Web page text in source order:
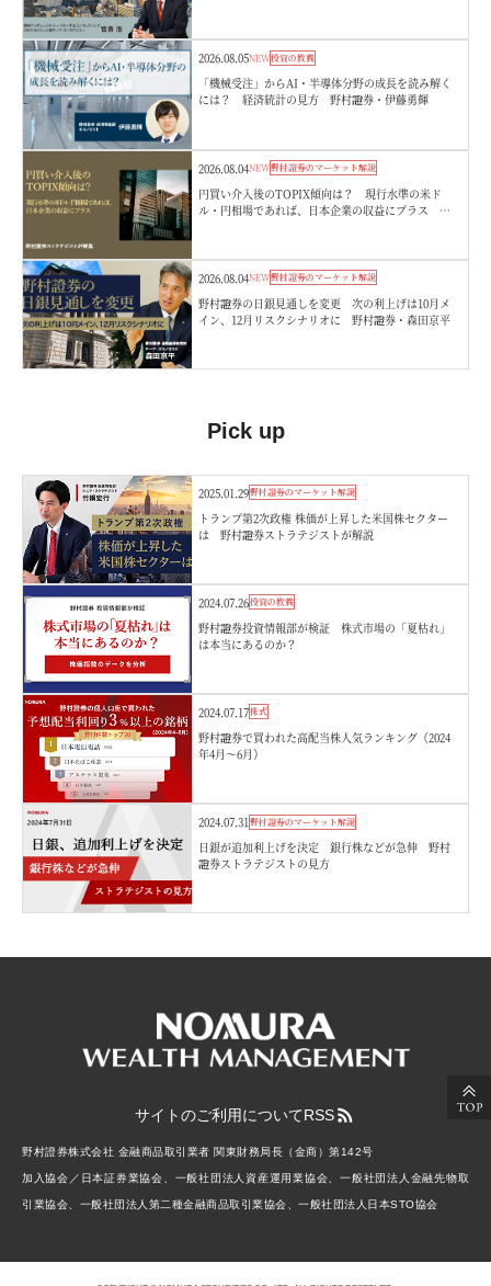
2026.08.05NEW投資の教養
「機械受注」からAI・半導体分野の成長を読み解く
には？ 経済統計の見方 野村證券・伊藤勇輝
2026.08.04NEW野村證券のマーケット解説
円買い介入後のTOPIX傾向は？ 現行水準の米ド
ル・円相場であれば、日本企業の収益にプラス 野
2026.08.04NEW野村證券のマーケット解説
野村證券の日銀見通しを変更 次の利上げは10月メ
イン、12月リスクシナリオに 野村證券・森田京平
Pick up
2025.01.29野村證券のマーケット解説
トランプ第2次政権 株価が上昇した米国株セクター
は 野村證券ストラテジストが解説
2024.07.26投資の教養
野村證券投資情報部が検証 株式市場の「夏枯れ」
は本当にあるのか？
2024.07.17株式
野村證券で買われた高配当株人気ランキング（2024
年4月～6月）
2024.07.31野村證券のマーケット解説
日銀が追加利上げを決定 銀行株などが急伸 野村
證券ストラテジストの見方
サイトのご利用についてRSS
野村證券株式会社 金融商品取引業者 関東財務局長（金商）第142号
加入協会／日本証券業協会、一般社団法人資産運用業協会、一般社団法人金融先物取
引業協会、一般社団法人第二種金融商品取引業協会、一般社団法人日本STO協会